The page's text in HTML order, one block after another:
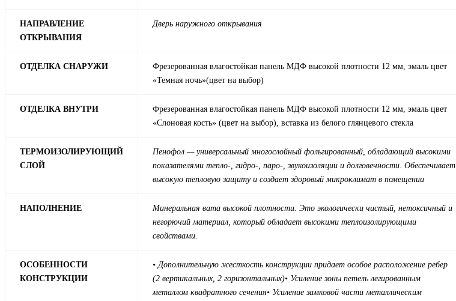
НАПРАВЛЕНИЕ
ОТКРЫВАНИЯ
Дверь наружного открывания
ОТДЕЛКА СНАРУЖИ
Фрезерованная влагостойкая панель МДФ высокой плотности 12 мм, эмаль цвет
«Темная ночь»(цвет на выбор)
ОТДЕЛКА ВНУТРИ
Фрезерованная влагостойкая панель МДФ высокой плотности 12 мм, эмаль цвет
«Слоновая кость» (цвет на выбор), вставка из белого глянцевого стекла
ТЕРМОИЗОЛИРУЮЩИЙ
СЛОЙ
Пенофол — универсальный многослойный фольгированный, обладающий высокими
показателями тепло-, гидро-, паро-, звукоизоляции и долговечности. Обеспечивает
высокую тепловую защиту и создает здоровый микроклимат в помещении
НАПОЛНЕНИЕ
Минеральная вата высокой плотности. Это экологически чистый, нетоксичный и
негорючий материал, который обладает высокими теплоизолирующими
свойствами.
ОСОБЕННОСТИ
КОНСТРУКЦИИ
• Дополнительную жесткость конструкции придает особое расположение ребер
(2 вертикальных, 2 горизонтальных)• Усиление зоны петель легированным
металлом квадратного сечения• Усиление замковой части металлическим